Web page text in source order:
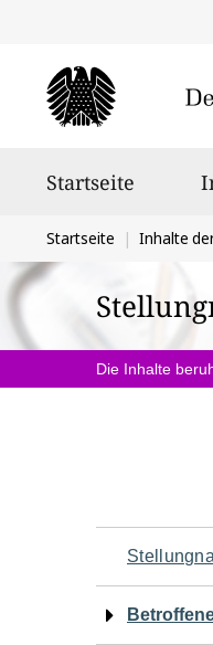
Startseite
Sie
befinden
sich
hier:
Startseite Inhalte
Die Inhalte
für